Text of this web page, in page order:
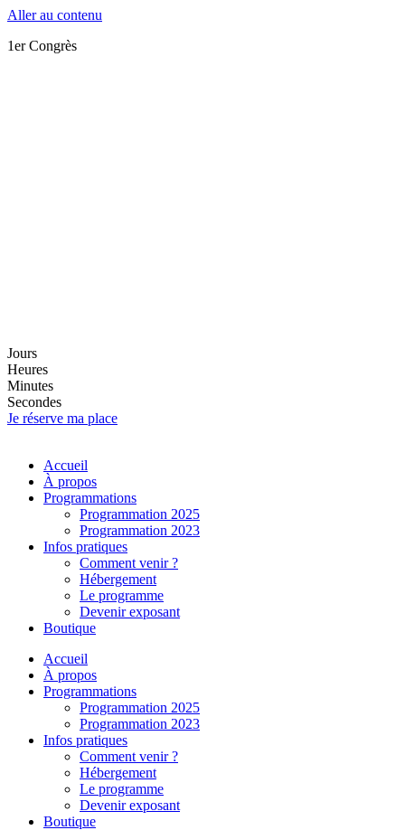
Aller au contenu
1er Congrès
Jours
Heures
Minutes
Secondes
Je réserve ma place
Accueil
À propos
Programmations
Programmation 2025
Programmation 2023
Infos pratiques
Comment venir ?
Hébergement
Le programme
Devenir exposant
Boutique
Accueil
À propos
Programmations
Programmation 2025
Programmation 2023
Infos pratiques
Comment venir ?
Hébergement
Le programme
Devenir exposant
Boutique